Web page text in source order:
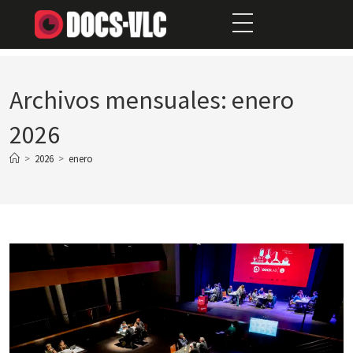
Archivos mensuales: enero
2026
> 2026 > enero